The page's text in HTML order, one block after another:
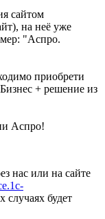
сайтом
на неё уже
"Аспро.
приобрети
+ решение из
Аспро!
нас или на сайте
случаях будет